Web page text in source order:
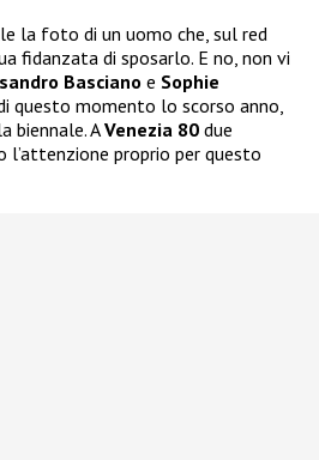
la foto di un uomo che, sul red
fidanzata di sposarlo. E no, non vi
Basciano e Sophie
questo momento lo scorso anno,
biennale. AVenezia 80 due
proprio per questo